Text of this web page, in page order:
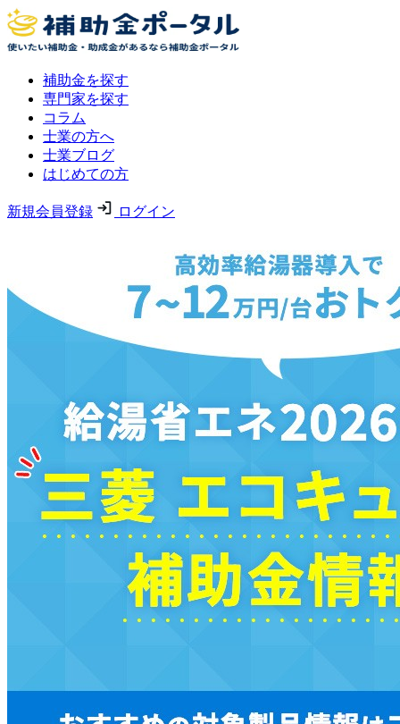
補助金を探す
専門家を探す
コラム
士業の方へ
士業ブログ
はじめての方
新規会員登録 ログイン